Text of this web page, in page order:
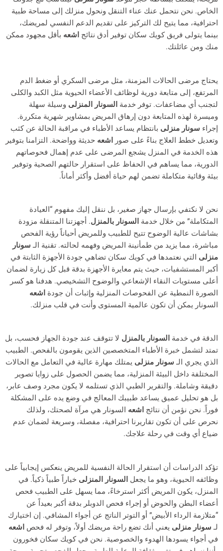
الخاص. نحن نتحمل عنك عناء التنقل ونحول منزلك إلى مساحة طبية
احترافية، مما يتيح لك التركيز على تقديم الدعم النفسي لمريضك،
بينما يتولى فريق كويك سكان توفير أدق نتائج اشعه بأقل مجهود ممكن
منك ومن عائلتك.
يحتاج مرضى الحالات المزمنة، مثل مرضى السكري أو ضغط الدم
المرتفع، إلى متابعة دورية لوظائف الأعضاء الحيوية مثل الكبد والكلى
لتجنب أي مضاعفات. توفر خدمة السونار المنزلى وسيلة سهلة
وميسرة لهذه المتابعة دون إرهاق المريض بمشاوير شهرية متكررة.
إجراء سونار منزلى بانتظام يساعد الأطباء في مراقبة الحالة عن كثب
وتعديل خطط العلاج بناءً على صور
اشعه حديثة وواضحة. التزامنا بتوفير
هذه الخدمة في المنزل يشجع المرضى على عدم إهمال فحوصاتهم
الدورية، مما يساهم في الحفاظ على استقرار حالتهم الصحية وتوفير
بيئة وقائية متكاملة تضمن لهم حياة أفضل وأكثر أماناً.
نحن لا نكتفي بإرسال جهاز صغير، بل ننقل إليك مفهوم “العيادة
المتكاملة” من خلال خدمة السونار بالمنزل. أجهزتنا المتنقلة مزودة
بشاشات عالية الوضوح تتيح للطبيب وللمريض أحياناً رؤية الفحص
مباشرة، مما يزيد من طمأنينة المريض وفهمه لحالته. تقنية الـ سونار
منزلى التي نعتمدها في كويك سكان تضاهي جودة الأجهزة الثابتة في
أكبر المستشفيات، حيث يتم معايرة الأجهزة بدقة قبل كل زيارة لضمان
أعلى مستويات النقاء الإشعاعي والوضوح التشخيصي. هدفنا هو كسر
الصورة النمطية عن الفحوصات المنزلية وإثبات أن جودة اشعه
السونار يمكن أن تكون عالمية المستوى وأنت في قلب منزلك.
الدقة في خدمة السونار بالمنزل لا تتوقف عند جودة الجهاز فحسب، بل
تمتد لتشمل خبرة الأطباء المتخصصين الذين يقومون بالفحص. الطبيب
الذي يجري الـ سونار منزلى يمتلك مهارة عالية في التعامل مع الحالات
المختلفة داخل البيئة المنزلية، مما يضمن الحصول على زوايا تصوير
دقيقة وشاملة. والتقرير الطبي الذي تستلمه لا يكون مجرد وصف عابر،
بل هو تحليل عميق يساعد طبيبك المعالج في وضع يده على المشكلة
فوراً. نحن نؤمن أن نتائج اشعه السونار هي مرآة لصحتك، ولذلك
نحرص على أن تكون تقاريرنا احترافية، مفصلة، وسريعة لضمان عدم
ضياع أي وقت في رحلة علاجك.
تؤكد الدراسات أن استقرار الحالة النفسية للمريض ينعكس إيجابياً على
وظائفه الحيوية، وهو ما يجعل السونار المنزلى خياراً طبياً ذكياً. في
المنزل، يكون المريض أكثر استرخاءً، مما يسهل على الطبيب فحص
أعضاء البطن والحوض أو إجراء فحص الدوبلر بدقة أكبر بعيداً عن
“متلازمة الرداء الأبيض” أو التوتر الناتج عن أجواء المشافي. إن اختيارك
لـ سونار منزلى يعني أنك تضع راحة مريضك أولاً، وتوفر له فحص اشعه
في أجواء يسودها الهدوء والخصوصية. نحن في كويك سكان فخورون